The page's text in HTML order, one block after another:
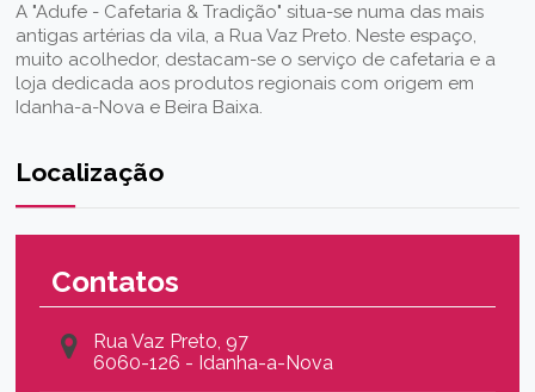
A "Adufe - Cafetaria & Tradição" situa-se numa das mais
antigas artérias da vila, a Rua Vaz Preto. Neste espaço,
muito acolhedor, destacam-se o serviço de cafetaria e a
loja dedicada aos produtos regionais com origem em
Idanha-a-Nova e Beira Baixa.
Localização
Contatos
Rua Vaz Preto, 97
6060-126 - Idanha-a-Nova